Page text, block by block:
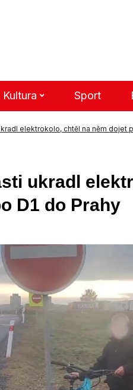
Kultura Sport
elektrokolo, chtěl na něm dojet
ukradl
D1 do Prahy